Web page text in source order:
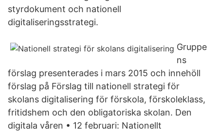
styrdokument och nationell
digitaliseringsstrategi.
Gruppe
ns
förslag presenterades i mars 2015 och innehöll
förslag på Förslag till nationell strategi för
skolans digitalisering för förskola, förskoleklass,
fritidshem och den obligatoriska skolan. Den
digitala våren • 12 februari: Nationellt